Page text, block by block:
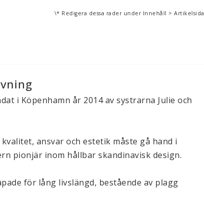
\* Redigera dessa rader under Innehåll > Artikelsida
i Köpenhamn år 2014 av systrarna Julie och
ansvar och estetik måste gå hand i
pionjär inom hållbar skandinavisk design.
för lång livslängd, bestående av plagg